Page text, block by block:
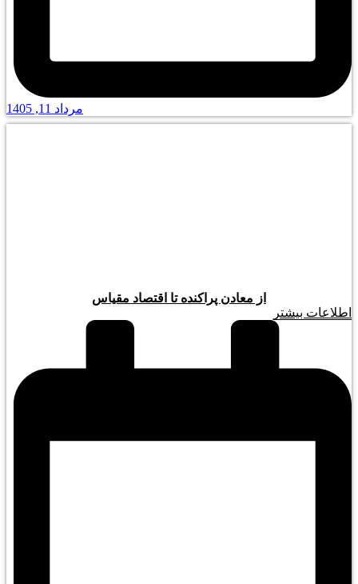
مرداد 11, 1405
از معادن پراکنده تا اقتصاد مقیاس
اطلاعات بیشتر